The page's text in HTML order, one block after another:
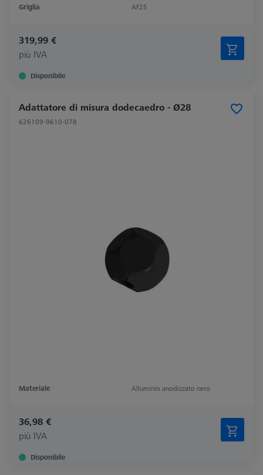
Griglia
AF25
319,99 €
più IVA
Disponibile
Adattatore di misura dodecaedro - Ø28
626109-9610-078
Materiale Alluminio anodizzato nero
36,98 €
più IVA
Disponibile